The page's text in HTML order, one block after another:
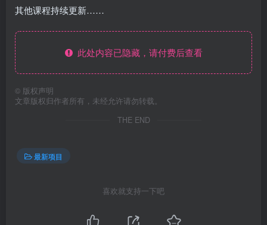
其他课程持续更新……
此处内容已隐藏，请付费后查看
© 版权声明
文章版权归作者所有，未经允许请勿转载。
THE END
最新项目
喜欢就支持一下吧